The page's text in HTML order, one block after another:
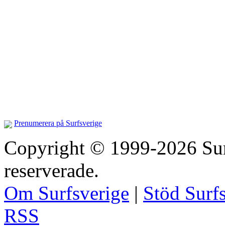
Prenumerera på Surfsverige
Copyright © 1999-2026
reserverade.
Om Surfsverige | Stöd
RSS